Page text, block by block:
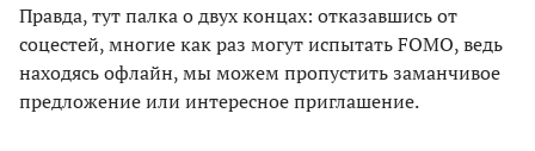
Правда, тут палка о двух концах: отказавшись от
соцестей, многие как раз могут испытать FOMO, ведь
находясь офлайн, мы можем пропустить заманчивое
предложение или интересное приглашение.